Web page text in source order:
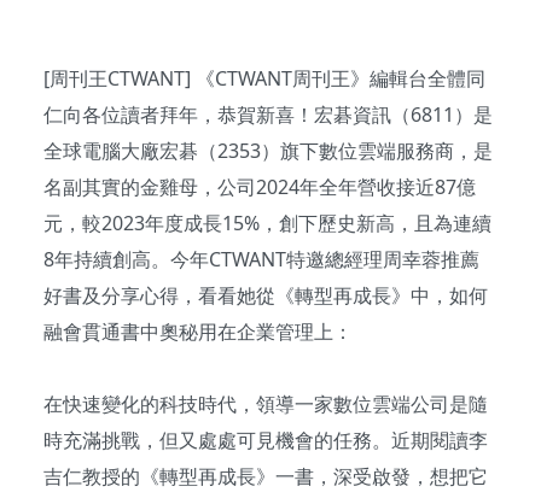
[周刊王CTWANT] 《CTWANT周刊王》編輯台全體同
仁向各位讀者拜年，恭賀新喜！宏碁資訊（6811）是
全球電腦大廠宏碁（2353）旗下數位雲端服務商，是
名副其實的金雞母，公司2024年全年營收接近87億
元，較2023年度成長15%，創下歷史新高，且為連續
8年持續創高。今年CTWANT特邀總經理周幸蓉推薦
好書及分享心得，看看她從《轉型再成長》中，如何
融會貫通書中奧秘用在企業管理上：
在快速變化的科技時代，領導一家數位雲端公司是隨
時充滿挑戰，但又處處可見機會的任務。近期閱讀李
吉仁教授的《轉型再成長》一書，深受啟發，想把它